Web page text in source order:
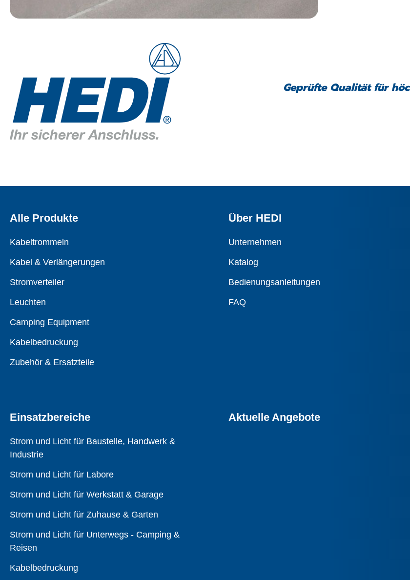
Geprüfte Qualität für
Alle Produkte
Kabeltrommeln
Kabel & Verlängerungen
Stromverteiler
Leuchten
Camping Equipment
Kabelbedruckung
Zubehör & Ersatzteile
Über HEDI
Unternehmen
Katalog
Bedienungsanleitungen
FAQ
Einsatzbereiche
Strom und Licht für Baustelle, Handwerk &
Industrie
Strom und Licht für Labore
Strom und Licht für Werkstatt & Garage
Strom und Licht für Zuhause & Garten
Strom und Licht für Unterwegs - Camping &
Reisen
Kabelbedruckung
Aktuelle Angebote